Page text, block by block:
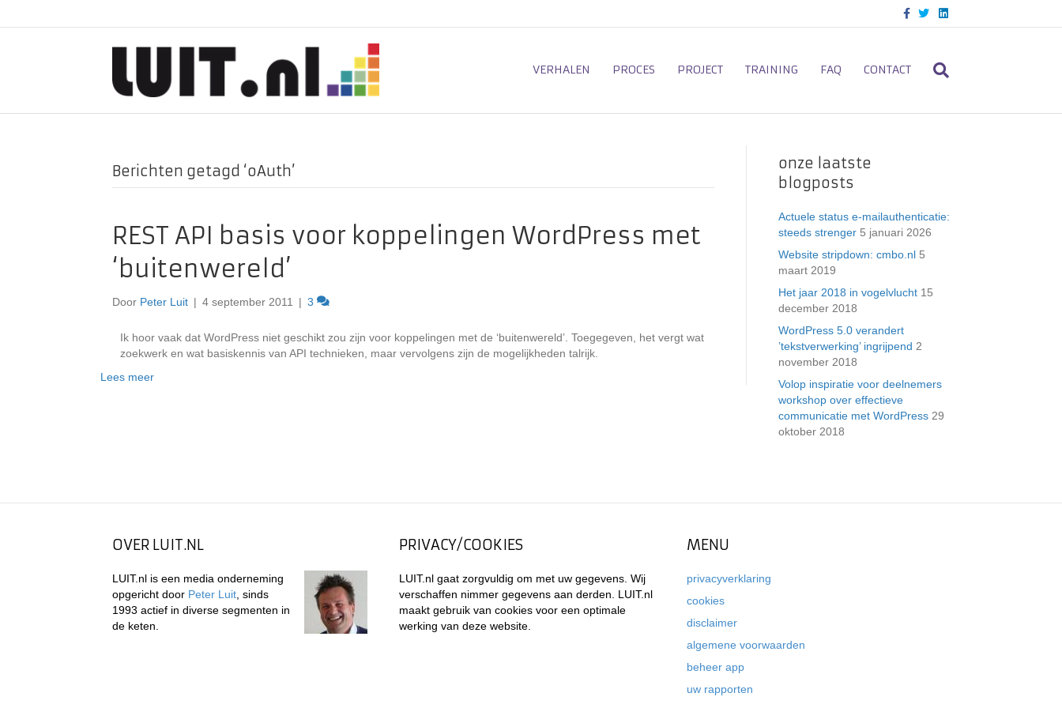
c
o
o
T
i
e
L
n
d
VERHALEN PROCES PROJECT TRAINING FAQ CONTACT
Berichten getagd ‘oAuth’
REST API basis voor koppelingen WordPress met
‘buitenwereld’
Door Peter Luit | 4 september 2011 | 3
Ik hoor vaak dat WordPress niet geschikt zou zijn voor koppelingen met de ‘buitenwereld’. Toegegeven, het vergt wat
zoekwerk en wat basiskennis van API technieken, maar vervolgens zijn de mogelijkheden talrijk.
Lees meer
onze laatste
blogposts
Actuele status e-mailauthenticatie:
steeds strenger 5 januari 2026
Website stripdown: cmbo.nl 5
maart 2019
Het jaar 2018 in vogelvlucht 15
december 2018
WordPress 5.0 verandert
’tekstverwerking’ ingrijpend 2
november 2018
Volop inspiratie voor deelnemers
workshop over effectieve
communicatie met WordPress 29
oktober 2018
OVER LUIT.NL
LUIT.nl is een media onderneming
opgericht door Peter Luit , sinds
1993 actief in diverse segmenten in
de keten.
PRIVACY/COOKIES
LUIT.nl gaat zorgvuldig om met uw gegevens. Wij
verschaffen nimmer gegevens aan derden. LUIT.nl
maakt gebruik van cookies voor een optimale
werking van deze website.
MENU
privacyverklaring
cookies
disclaimer
algemene voorwaarden
beheer app
uw rapporten